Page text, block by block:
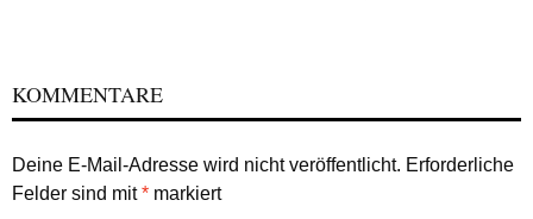
KOMMENTARE
Deine E-Mail-Adresse wird nicht veröffentlicht. Erforderliche
Felder sind mit* markiert